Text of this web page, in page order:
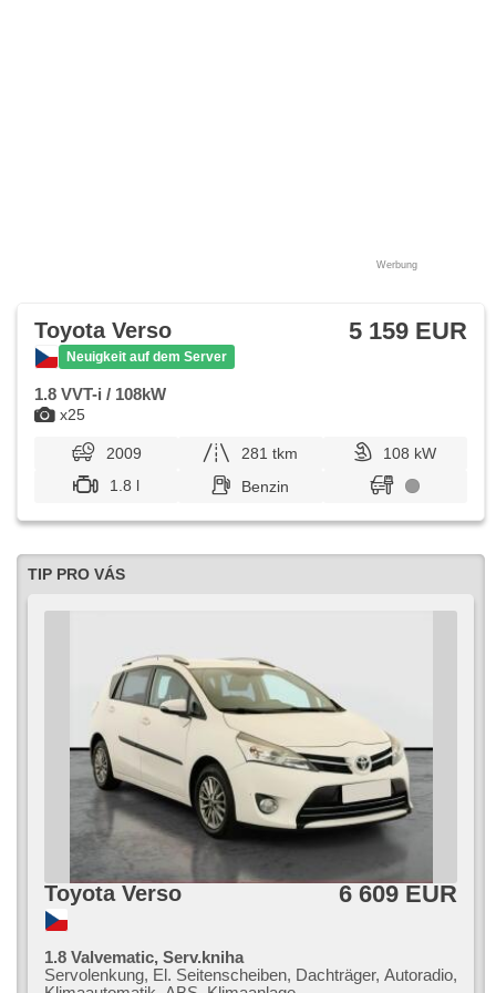
Werbung
x25
Toyota Verso
Neuigkeit auf dem Server
5 159 EUR
1.8 VVT-i / 108kW
2009 281 tkm
108 kW
1.8 l
Benzin
TIP PRO VÁS
Toyota Verso 6 609 EUR
1.8 Valvematic, Serv.kniha
Servolenkung, El. Seitenscheiben, Dachträger, Autoradio,